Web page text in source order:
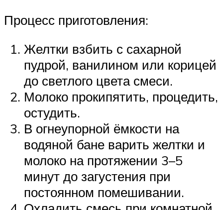
Процесс приготовления:
Желтки взбить с сахарной
пудрой, ванилином или корицей
до светлого цвета смеси.
Молоко прокипятить, процедить,
остудить.
В огнеупорной ёмкости на
водяной бане варить желтки и
молоко на протяжении 3–5
минут до загустения при
постоянном помешивании.